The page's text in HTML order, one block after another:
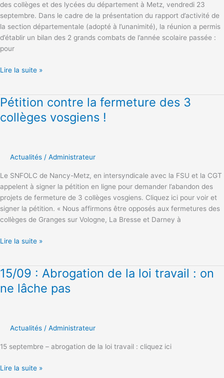
des collèges et des lycées du département à Metz, vendredi 23
septembre. Dans le cadre de la présentation du rapport d’activité de
la section départementale (adopté à l’unanimité), la réunion a permis
d’établir un bilan des 2 grands combats de l’année scolaire passée :
pour
Lire la suite »
Pétition contre la fermeture des 3
collèges vosgiens !
Actualités / Administrateur
Le SNFOLC de Nancy-Metz, en intersyndicale avec la FSU et la CGT
appelent à signer la pétition en ligne pour demander l’abandon des
projets de fermeture de 3 collèges vosgiens. Cliquez ici pour voir et
signer la pétition. « Nous affirmons être opposés aux fermetures des
collèges de Granges sur Vologne, La Bresse et Darney à
Pétition
contre
la
vosgiens
!
Lire la suite »
15/09 : Abrogation de la loi travail : on
ne lâche pas
Actualités / Administrateur
15 septembre – abrogation de la loi travail : cliquez ici
15/09
Abrogation
:
ne
Lire la suite »